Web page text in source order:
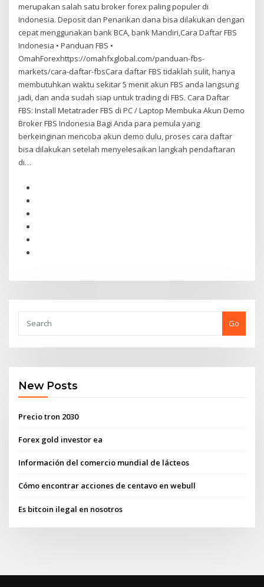
merupakan salah satu broker forex paling populer di
Indonesia. Deposit dan Penarikan dana bisa dilakukan dengan
cepat menggunakan bank BCA, bank Mandiri,Cara Daftar FBS
Indonesia • Panduan FBS •
OmahForexhttps://omahfxglobal.com/panduan-fbs-
markets/cara-daftar-fbsCara daftar FBS tidaklah sulit, hanya
membutuhkan waktu sekitar 5 menit akun FBS anda langsung
jadi, dan anda sudah siap untuk trading di FBS. Cara Daftar
FBS: Install Metatrader FBS di PC / Laptop Membuka Akun Demo
Broker FBS Indonesia Bagi Anda para pemula yang
berkeinginan mencoba akun demo dulu, proses cara daftar
bisa dilakukan setelah menyelesaikan langkah pendaftaran
di…
Go
New Posts
Precio tron ​​2030
Forex gold investor ea
Información del comercio mundial de lácteos
Cómo encontrar acciones de centavo en webull
Es bitcoin ilegal en nosotros